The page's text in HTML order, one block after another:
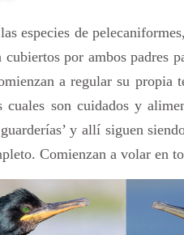
especies de
por ambos padres
a regular su propia
cuales son cuidados y
y allí siguen
Comienzan a volar en